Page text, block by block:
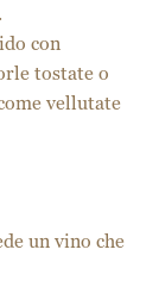
con
tostate o
vellutate
un vino che